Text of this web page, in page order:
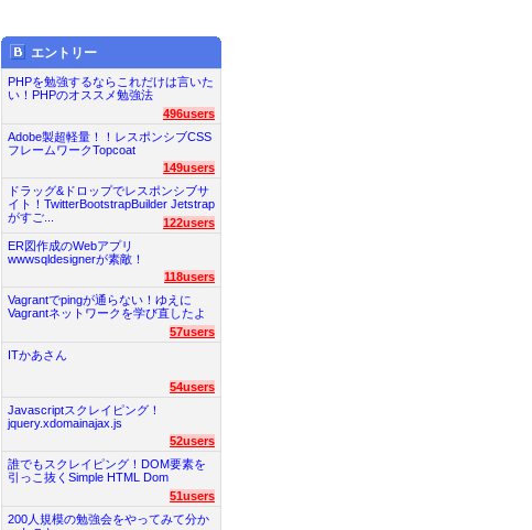
エントリー
PHPを勉強するならこれだけは言いた
い！PHPのオススメ勉強法
496users
Adobe製超軽量！！レスポンシブCSS
フレームワークTopcoat
149users
ドラッグ&ドロップでレスポンシブサ
イト！TwitterBootstrapBuilder Jetstrap
がすご...
122users
ER図作成のWebアプリ
wwwsqldesignerが素敵！
118users
Vagrantでpingが通らない！ゆえに
Vagrantネットワークを学び直したよ
57users
ITかあさん
54users
Javascriptスクレイピング！
jquery.xdomainajax.js
52users
誰でもスクレイピング！DOM要素を
引っこ抜くSimple HTML Dom
51users
200人規模の勉強会をやってみて分か